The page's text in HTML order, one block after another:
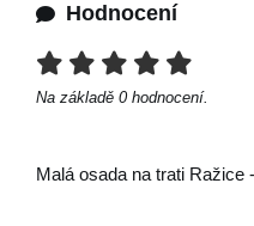
Hodnocení
Na základě 0 hodnocení.
Malá osada na trati Ražice